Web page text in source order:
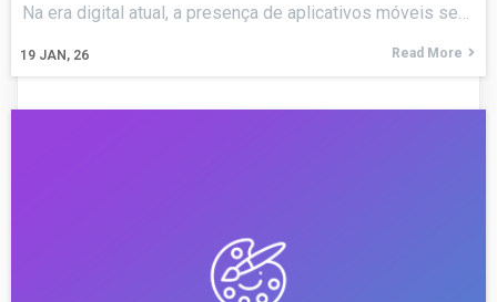
19 JAN, 26
Na era digital atual, a presença de aplicativos móveis se…
Read More